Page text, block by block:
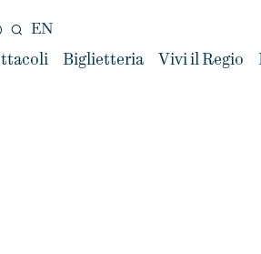
EN
Biglietteria Vivi il Regio